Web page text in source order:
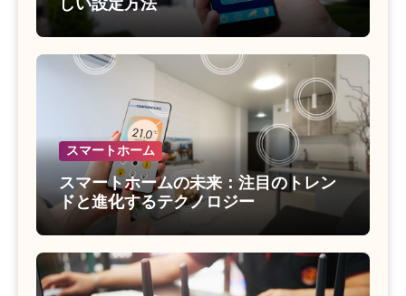
しい設定方法
スマートホーム
スマートホームの未来：注目のトレン
ドと進化するテクノロジー